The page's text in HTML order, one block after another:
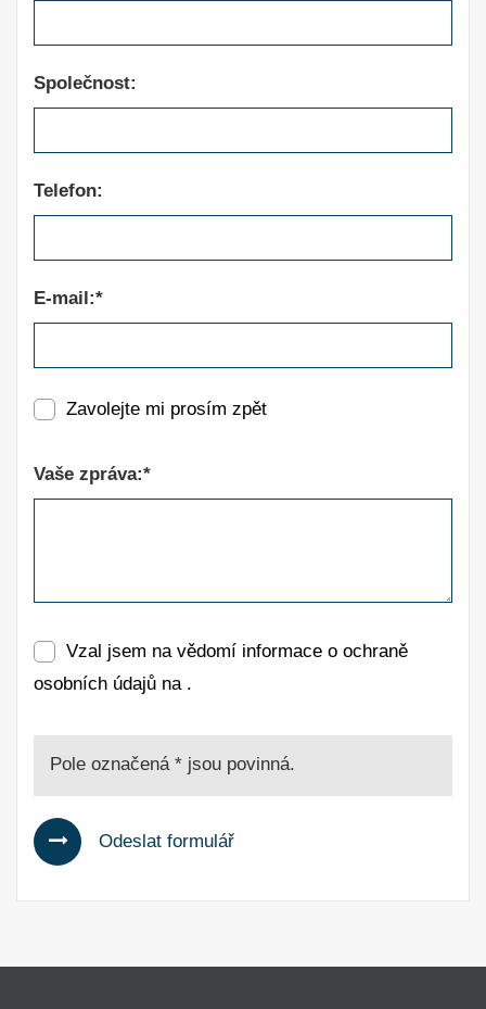
Společnost:
Telefon:
E-mail:*
Zavolejte mi prosím zpět
Vaše zpráva:*
Vzal jsem na vědomí informace o ochraně
osobních údajů na .
Pole označená * jsou povinná.
Odeslat formulář